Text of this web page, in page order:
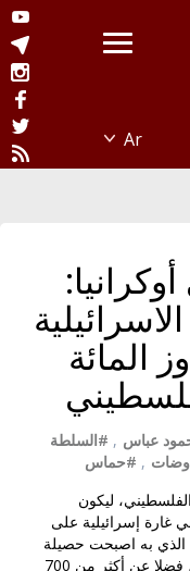
المائة
عباس , #السلطة
, #حماس
ليكون
غارة إسرائيلية على
الذي به اصبحت حصيلة
شهداء الغارات الجوية الإسرائيلية إلى 103، فضلا عن أكثر من 700